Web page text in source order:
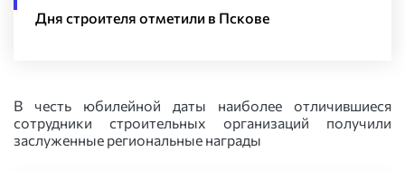
Дня строителя отметили в Пскове
В честь юбилейной даты наиболее отличившиеся
сотрудники строительных организаций получили
заслуженные региональные награды